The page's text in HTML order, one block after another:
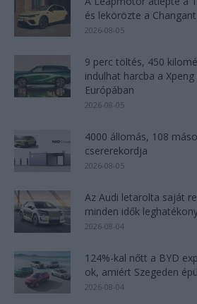
és lekörözte a Changant
2026-08-05
9 perc töltés, 450
indulhat harcba a
Európában
2026-08-05
4000 állomás, 108
csererekordja
2026-08-05
Az Audi letarolta saját
minden idők
2026-08-04
124%-kal nőtt a BYD
ok, amiért Szegeden
2026-08-04